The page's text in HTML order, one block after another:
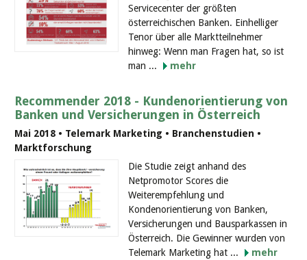
Servicecenter der größten
österreichischen Banken. Einhelliger
Tenor über alle Marktteilnehmer
hinweg: Wenn man Fragen hat, so ist
man ...
mehr
Recommender 2018 - Kundenorientierung von
Banken und Versicherungen in Österreich
Mai 2018 • Telemark Marketing • Branchenstudien •
Marktforschung
Die Studie zeigt anhand des
Netpromotor Scores die
Weiterempfehlung und
Kondenorientierung von Banken,
Versicherungen und Bausparkassen in
Österreich. Die Gewinner wurden von
Telemark Marketing hat ...
mehr